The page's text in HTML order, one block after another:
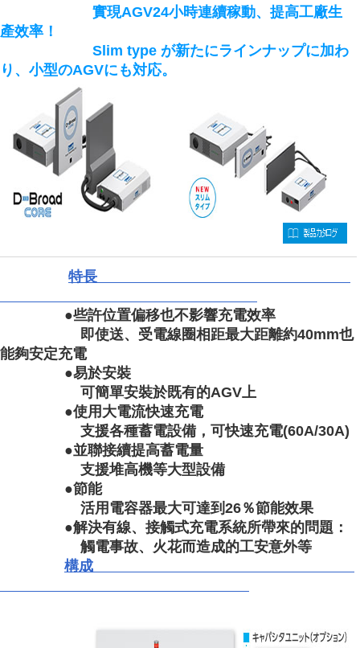
實現AGV24小時連續稼動、提高工廠生
產效率！
Slim type が新たにラインナップに加わ
り、小型のAGVにも対応。
特長
●些許位置偏移也不影響充電效率
即使送、受電線圈相距最大距離約40mm也
能夠安定充電
●易於安裝
可簡單安裝於既有的AGV上
●使用大電流快速充電
支援各種蓄電設備，可快速充電(60A/30A)
●並聯接續提高蓄電量
支援堆高機等大型設備
●節能
活用電容器最大可達到26％節能效果
●解決有線、接觸式充電系統所帶來的問題：
觸電事故、火花而造成的工安意外等
構成